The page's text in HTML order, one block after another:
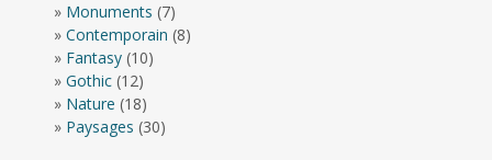
Monuments (7)
Contemporain (8)
Fantasy (10)
Gothic (12)
Nature (18)
Paysages (30)